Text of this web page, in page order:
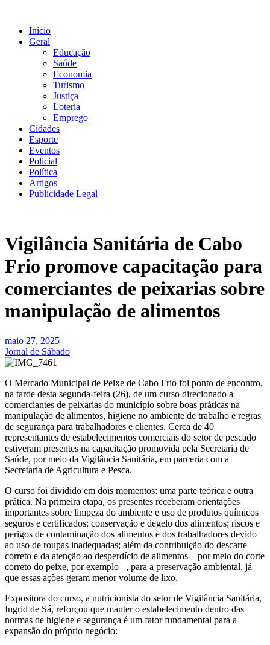
conteúdo
Início
Geral
Educação
Saúde
Economia
Turismo
Justiça
Loteria
Emprego
Cidades
Esporte
Eventos
Policial
Política
Artigos
Publicidade Legal
Vigilância Sanitária de Cabo
Frio promove capacitação para
comerciantes de peixarias sobre
manipulação de alimentos
maio 27, 2025
Jornal de Sábado
O Mercado Municipal de Peixe de Cabo Frio foi ponto de encontro,
na tarde desta segunda-feira (26), de um curso direcionado a
comerciantes de peixarias do município sobre boas práticas na
manipulação de alimentos, higiene no ambiente de trabalho e regras
de segurança para trabalhadores e clientes. Cerca de 40
representantes de estabelecimentos comerciais do setor de pescado
estiveram presentes na capacitação promovida pela Secretaria de
Saúde, por meio da Vigilância Sanitária, em parceria com a
Secretaria de Agricultura e Pesca.
O curso foi dividido em dois momentos: uma parte teórica e outra
prática. Na primeira etapa, os presentes receberam orientações
importantes sobre limpeza do ambiente e uso de produtos químicos
seguros e certificados; conservação e degelo dos alimentos; riscos e
perigos de contaminação dos alimentos e dos trabalhadores devido
ao uso de roupas inadequadas; além da contribuição do descarte
correto e da atenção ao desperdício de alimentos – por meio do corte
correto do peixe, por exemplo –, para a preservação ambiental, já
que essas ações geram menor volume de lixo.
Expositora do curso, a nutricionista do setor de Vigilância Sanitária,
Ingrid de Sá, reforçou que manter o estabelecimento dentro das
normas de higiene e segurança é um fator fundamental para a
expansão do próprio negócio: